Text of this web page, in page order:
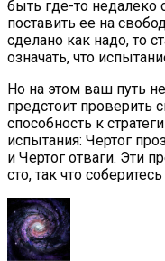
быть где-то недалеко
поставить ее на
сделано как надо, то
означать, что
Но на этом ваш путь
предстоит проверить
способность к
испытания: Чертог
и Чертог отваги. Эти
сто, так что